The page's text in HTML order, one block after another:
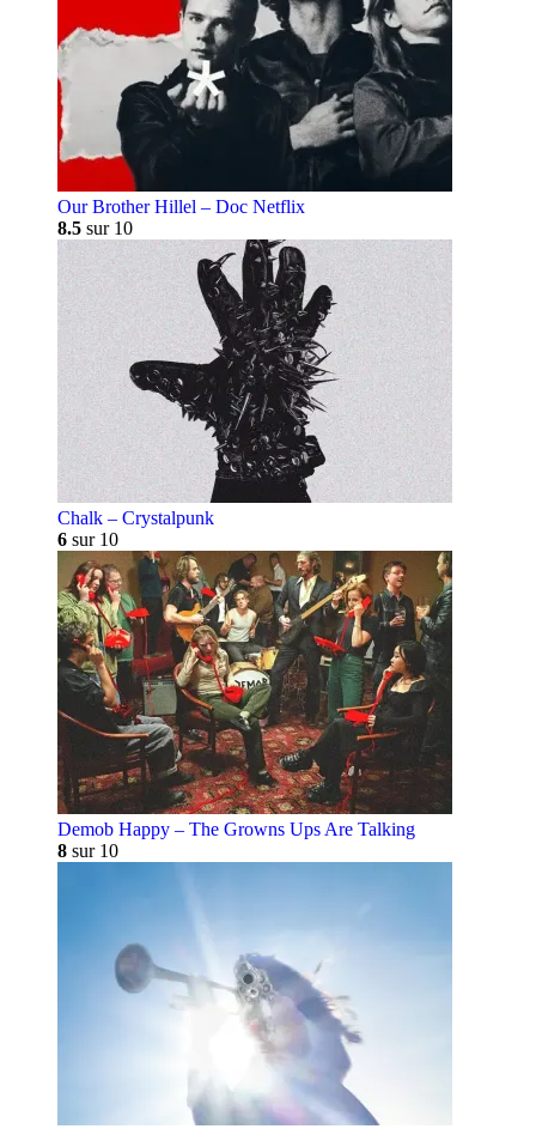
Our Brother Hillel – Doc Netflix
8.5 sur 10
Chalk – Crystalpunk
6 sur 10
Demob Happy – The Growns Ups Are Talking
8 sur 10